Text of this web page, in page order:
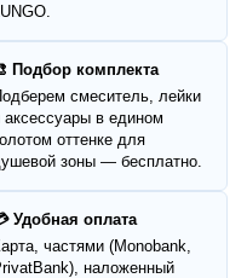
LUNGO.
Подбор комплекта
смеситель, лейки
аксессуары в едином
оттенке для
зоны — бесплатно.
Удобная оплата
частями (Monobank,
наложенный